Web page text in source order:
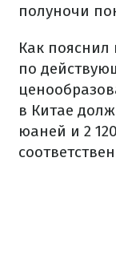
полуночи
Как пояснил
по
в Китае
юаней и 2